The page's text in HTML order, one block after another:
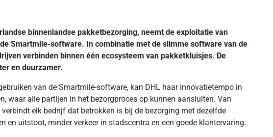
binnenlandse pakketbezorging, neemt de exploitatie van
Smartmile-software. In combinatie met de slimme software van de
verbinden binnen één ecosysteem van pakketkluisjes. De
en duurzamer.
van de Smartmile-software, kan DHL haar innovatietempo in
waar alle partijen in het bezorgproces op kunnen aansluiten. Van
elk bedrijf dat betrokken is bij de bezorging met dezelfde
uitstoot, minder verkeer in stadscentra en een goede klantervaring.